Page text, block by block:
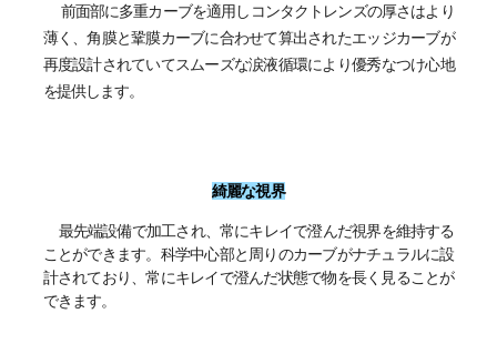
前面部に多重カーブを適用しコンタクトレンズの厚さはより
薄く、角膜と鞏膜カーブに合わせて算出されたエッジカーブが
再度設計されていてスムーズな涙液循環により優秀なつけ心地
を提供します。
綺麗な視界
最先端設備で加工され、常にキレイで澄んだ視界を維持する
ことができます。科学中心部と周りのカーブがナチュラルに設
計されており、常にキレイで澄んだ状態で物を長く見ることが
できます。